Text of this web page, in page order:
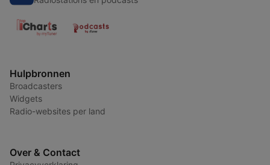
Hulpbronnen
Broadcasters
Widgets
Radio-websites per land
Over & Contact